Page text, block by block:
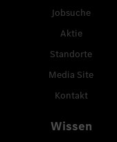
Jobsuche
Aktie
Standorte
Media Site
Kontakt
Wissen